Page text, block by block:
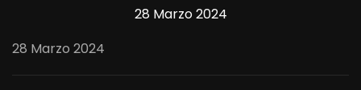
28 Marzo 2024
28 Marzo 2024